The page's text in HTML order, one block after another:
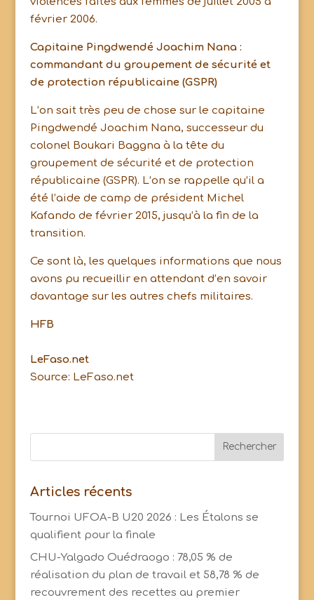
février 2006.
Capitaine Pingdwendé Joachim Nana :
commandant du groupement de sécurité et
de protection républicaine (GSPR)
L’on sait très peu de chose sur le capitaine
Pingdwendé Joachim Nana, successeur du
colonel Boukari Baggna à la tête du
groupement de sécurité et de protection
républicaine (GSPR). L’on se rappelle qu’il a
été l’aide de camp de président Michel
Kafando de février 2015, jusqu’à la fin de la
transition.
Ce sont là, les quelques informations que nous
avons pu recueillir en attendant d’en savoir
davantage sur les autres chefs militaires.
HFB
LeFaso.net
Source: LeFaso.net
Articles récents
Tournoi UFOA-B U20 2026 : Les Étalons se
qualifient pour la finale
CHU-Yalgado Ouédraogo : 78,05 % de
réalisation du plan de travail et 58,78 % de
recouvrement des recettes au premier